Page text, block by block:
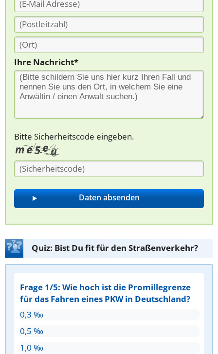
Ihre Nachricht*
Bitte Sicherheitscode eingeben.
Quiz: Bist Du fit für den Straßenverkehr?
Frage 1/5: Wie hoch ist die Promillegrenze
für das Fahren eines PKW in Deutschland?
0,3 ‰
0,5 ‰
1,0 ‰